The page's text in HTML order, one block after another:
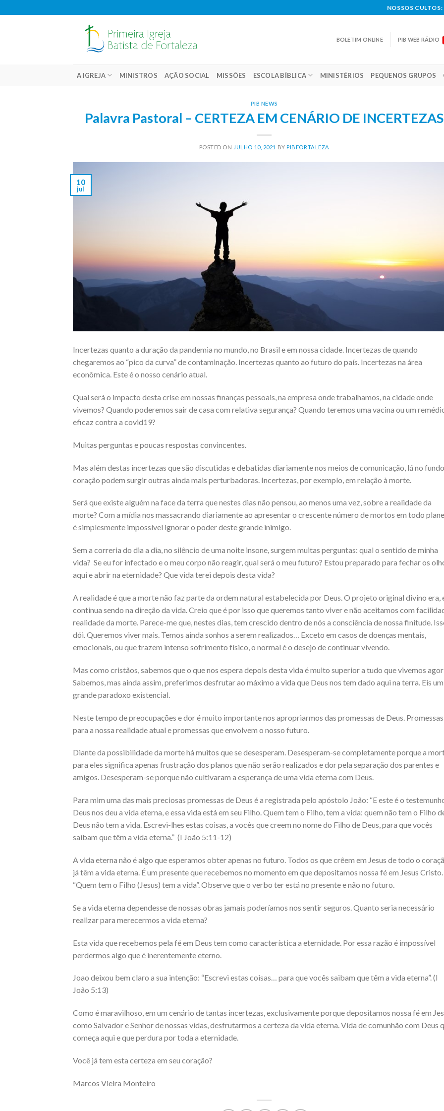
to
NOSSOS
BOLETIM ONLINE PIB WEB RÁDIO
A IGREJA MINISTROS AÇÃO SOCIAL MISSÕES ESCOLA BÍBLICA MINISTÉRIOS PEQUENOS GRUPOS
PIB NEWS
Palavra Pastoral – CERTEZA EM CENÁRIO DE INCERTEZAS
POSTED ON JULHO 10, 2021 BYPIBFORTALEZA
10
jul
Incertezas quanto a duração da pandemia no mundo, no Brasil e em nossa cidade. Incertezas de quando
chegaremos ao “pico da curva” de contaminação. Incertezas quanto ao futuro do país. Incertezas na área
econômica. Este é o nosso cenário atual.
Qual será o impacto desta crise em nossas finanças pessoais, na empresa onde trabalhamos, na cidade onde
vivemos? Quando poderemos sair de casa com relativa segurança? Quando teremos uma vacina ou um
eficaz contra a covid19?
Muitas perguntas e poucas respostas convincentes.
Mas além destas incertezas que são discutidas e debatidas diariamente nos meios de comunicação, lá no
coração podem surgir outras ainda mais perturbadoras. Incertezas, por exemplo, em relação à morte.
Será que existe alguém na face da terra que nestes dias não pensou, ao menos uma vez, sobre a realidade da
morte? Com a mídia nos massacrando diariamente ao apresentar o crescente número de mortos em todo
é simplesmente impossível ignorar o poder deste grande inimigo.
Sem a correria do dia a dia, no silêncio de uma noite insone, surgem muitas perguntas: qual o sentido de minha
vida? Se eu for infectado e o meu corpo não reagir, qual será o meu futuro? Estou preparado para fechar os
aqui e abrir na eternidade? Que vida terei depois desta vida?
A realidade é que a morte não faz parte da ordem natural estabelecida por Deus. O projeto original divino era,
continua sendo na direção da vida. Creio que é por isso que queremos tanto viver e não aceitamos com
realidade da morte. Parece-me que, nestes dias, tem crescido dentro de nós a consciência de nossa finitude.
dói. Queremos viver mais. Temos ainda sonhos a serem realizados… Exceto em casos de doenças mentais,
emocionais, ou que trazem intenso sofrimento físico, o normal é o desejo de continuar vivendo.
Mas como cristãos, sabemos que o que nos espera depois desta vida é muito superior a tudo que vivemos
Sabemos, mas ainda assim, preferimos desfrutar ao máximo a vida que Deus nos tem dado aqui na terra. Eis um
grande paradoxo existencial.
Neste tempo de preocupações e dor é muito importante nos apropriarmos das promessas de Deus. Promessas
para a nossa realidade atual e promessas que envolvem o nosso futuro.
Diante da possibilidade da morte há muitos que se desesperam. Desesperam-se completamente porque a
para eles significa apenas frustração dos planos que não serão realizados e dor pela separação dos parentes e
amigos. Desesperam-se porque não cultivaram a esperança de uma vida eterna com Deus.
Para mim uma das mais preciosas promessas de Deus é a registrada pelo apóstolo João: “E este é o
Deus nos deu a vida eterna, e essa vida está em seu Filho. Quem tem o Filho, tem a vida: quem não tem o Filho
Deus não tem a vida. Escrevi-lhes estas coisas, a vocês que creem no nome do Filho de Deus, para que vocês
saibam que têm a vida eterna.” (I João 5:11-12)
A vida eterna não é algo que esperamos obter apenas no futuro. Todos os que crêem em Jesus de todo o
já têm a vida eterna. É um presente que recebemos no momento em que depositamos nossa fé em Jesus Cristo.
“Quem tem o Filho (Jesus) tem a vida”. Observe que o verbo ter está no presente e não no futuro.
Se a vida eterna dependesse de nossas obras jamais poderíamos nos sentir seguros. Quanto seria necessário
realizar para merecermos a vida eterna?
Esta vida que recebemos pela fé em Deus tem como característica a eternidade. Por essa razão é impossível
perdermos algo que é inerentemente eterno.
Joao deixou bem claro a sua intenção: “Escrevi estas coisas… para que vocês saibam que têm a vida eterna”. (I
João 5:13)
Como é maravilhoso, em um cenário de tantas incertezas, exclusivamente porque depositamos nossa fé em
como Salvador e Senhor de nossas vidas, desfrutarmos a certeza da vida eterna. Vida de comunhão com Deus
começa aqui e que perdura por toda a eternidade.
Você já tem esta certeza em seu coração?
Marcos Vieira Monteiro